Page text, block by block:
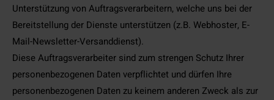
Unterstützung von Auftragsverarbeitern, welche uns bei der
Bereitstellung der Dienste unterstützen (z.B. Webhoster, E-
Mail-Newsletter-Versanddienst).
Diese Auftragsverarbeiter sind zum strengen Schutz Ihrer
personenbezogenen Daten verpflichtet und dürfen Ihre
personenbezogenen Daten zu keinem anderen Zweck als zur